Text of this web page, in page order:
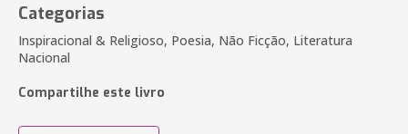
Categorias
Inspiracional & Religioso, Poesia, Não Ficção, Literatura
Nacional
Compartilhe este livro